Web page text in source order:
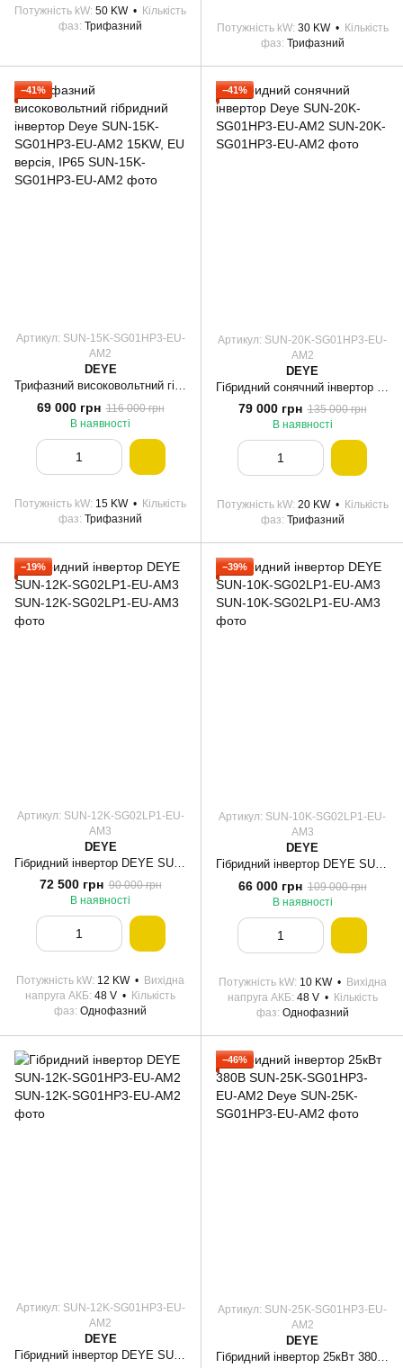
Потужність kW 50 KW
Кількість
фаз Трифазний Потужність kW 30 KW
Кількість
фаз Трифазний
−41%
Артикул: SUN-15K-SG01HP3-EU-
AM2
DEYE
Трифазний високовольтний гібридний інвертор Deye SUN-15K-SG01HP3-EU-AM2 15KW, EU версія, IP65
69 000 грн 116 000 грн
В наявності
Потужність kW 15 KW
Кількість
фаз Трифазний
−41%
Артикул: SUN-20K-SG01HP3-EU-
AM2
DEYE
79 000 грн 135 000 грн
В наявності
Потужність kW 20 KW
Кількість
фаз Трифазний
−19%
Артикул: SUN-12K-SG02LP1-EU-
AM3
DEYE
72 500 грн 90 000 грн
В наявності
Потужність kW 12 KW
Вихідна
напруга АКБ 48 V
Кількість
фаз Однофазний
−39%
Артикул: SUN-10K-SG02LP1-EU-
AM3
DEYE
Гібридний інвертор DEYE SUN-10K-SG02LP1-EU-AM3
66 000 грн 109 000 грн
В наявності
Потужність kW 10 KW
Вихідна
напруга АКБ 48 V
Кількість
фаз Однофазний
Артикул: SUN-12K-SG01HP3-EU-
AM2
DEYE
Гібридний інвертор DEYE SUN-12K-SG01HP3-EU-AM2
−46%
Артикул: SUN-25K-SG01HP3-EU-
AM2
DEYE